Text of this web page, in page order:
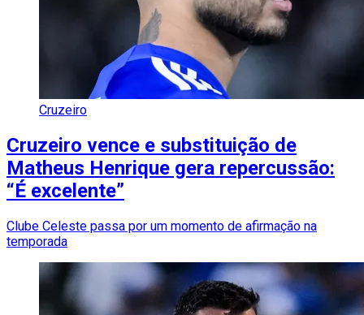
Cruzeiro
Cruzeiro vence e substituição de
Matheus Henrique gera repercussão:
“É excelente”
Clube Celeste passa por um momento de afirmação na
temporada